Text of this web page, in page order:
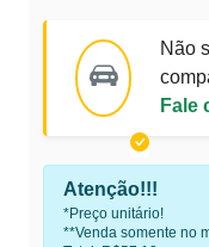
Não
Fale
Atenção!!!
*Preço unitário!
**Venda somente no